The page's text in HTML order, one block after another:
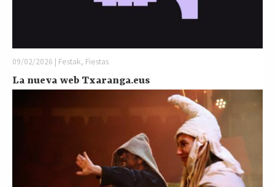
09/02/2026 | Festak, Fiestas
La nueva web Txaranga.eus